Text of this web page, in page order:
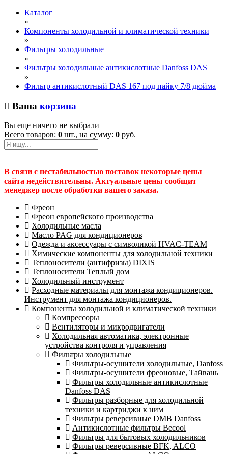
Каталог
»
Компоненты холодильной и климатической техники
»
Фильтры холодильные
»
Фильтры холодильные антикислотные Danfoss DAS
»
Фильтр антикислотный DAS 167 под пайку 7/8 дюйма
Ваша корзина
Вы еще ничего не выбрали
Всего товаров: 0 шт., на сумму: 0 руб.
В связи с нестабильностью поставок некоторые цены
сайта недействительны. Актуальные цены сообщит
менеджер после обработки вашего заказа.
Фреон
Фреон европейского производства
Холодильные масла
Масло PAG для кондиционеров
Одежда и аксессуары с символикой HVAC-TEAM
Химические компоненты для холодильной техники
Теплоносители (антифризы) DIXIS
Теплоносители Теплый дом
Холодильный инструмент
Расходные материалы для монтажа кондиционеров.
Инструмент для монтажа кондиционеров.
Компоненты холодильной и климатической техники
Компрессоры
Вентиляторы и микродвигатели
Холодильная автоматика, электронные
устройства контроля и управления
Фильтры холодильные
Фильтры-осушители холодильные, Danfoss
Фильтры-осушители фреоновые, Тайвань
Фильтры холодильные антикислотные
Danfoss DAS
Фильтры разборные для холодильной
техники и картриджи к ним
Фильтры реверсивные DMB Danfoss
Антикислотные фильтры Becool
Фильтры для бытовых холодильников
Фильтры реверсивные BFK, ALCO